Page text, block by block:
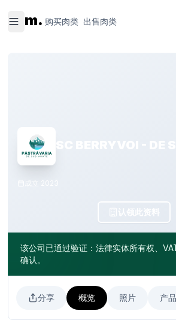
m. 购买肉类 出售肉类
2023
认领此资料
该公司已通过验证：法律实体所有权、
确认。
分享 概览 照片 产